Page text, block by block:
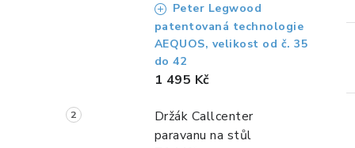
Peter Legwood
patentovaná technologie
AEQUOS, velikost od č. 35
do 42
1 495 Kč
Držák Callcenter
paravanu na stůl